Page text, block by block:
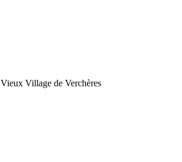
Vieux Village de Verchères